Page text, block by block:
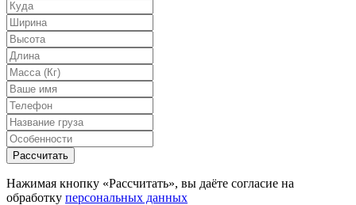
Рассчитать
Нажимая кнопку «Рассчитать», вы даёте согласие на
обработку персональных данных